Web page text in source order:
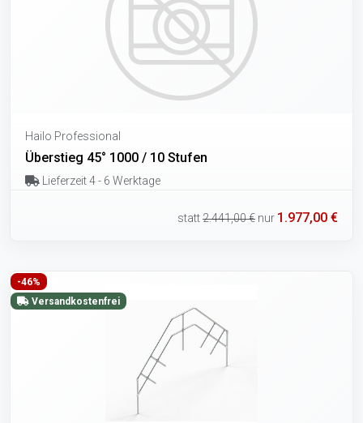
Hailo Professional
Überstieg 45° 1000 / 10 Stufen
Lieferzeit 4 - 6 Werktage
statt2.441,00 € nur 1.977,00 €
-46%
Versandkostenfrei